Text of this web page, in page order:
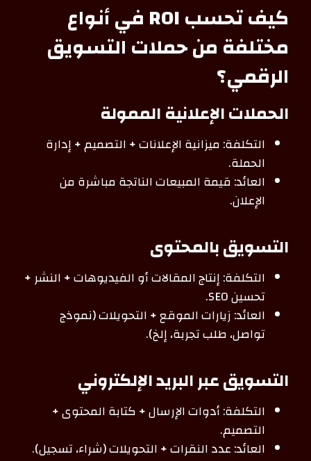
كيف تحسب ROI في أنواع
مختلفة من حملات التسويق
الرقمي؟
الحملات الإعلانية الممولة
التكلفة: ميزانية الإعلانات + التصميم + إدارة
الحملة.
العائد: قيمة المبيعات الناتجة مباشرة من
الإعلان.
التسويق بالمحتوى
التكلفة: إنتاج المقالات أو الفيديوهات + النشر +
تحسين SEO.
العائد: زيارات الموقع + التحويلات (نموذج
تواصل، طلب تجربة، إلخ).
التسويق عبر البريد الإلكتروني
التكلفة: أدوات الإرسال + كتابة المحتوى +
التصميم.
العائد: عدد النقرات + التحويلات (شراء، تسجيل).